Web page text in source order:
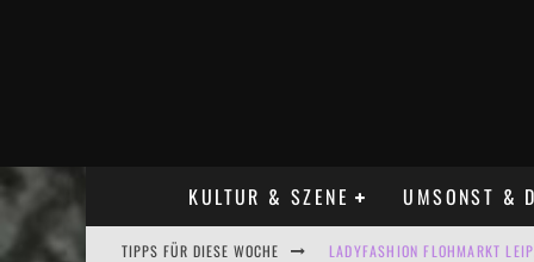
KULTUR & SZENE UMSONST &
TIPPS FÜR DIESE WOCHE LADYFASHION FLOHMARKT